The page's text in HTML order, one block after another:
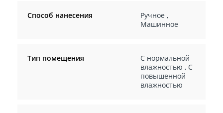
Способ нанесения Ручное ,
Машинное
Тип помещения
С нормальной
влажностью , С
повышенной
влажностью